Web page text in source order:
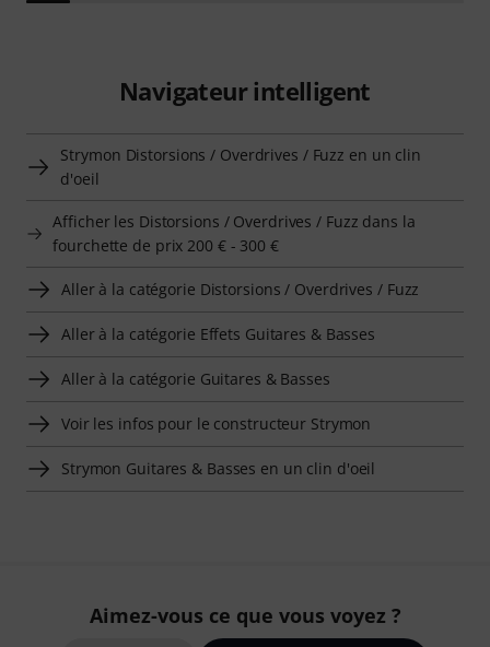
Navigateur intelligent
Strymon Distorsions / Overdrives / Fuzz en un clin
d'oeil
Afficher les Distorsions / Overdrives / Fuzz dans la
fourchette de prix 200 € - 300 €
Aller à la catégorie Distorsions / Overdrives / Fuzz
Aller à la catégorie Effets Guitares & Basses
Aller à la catégorie Guitares & Basses
Voir les infos pour le constructeur Strymon
Strymon Guitares & Basses en un clin d'oeil
Aimez-vous ce que vous voyez ?